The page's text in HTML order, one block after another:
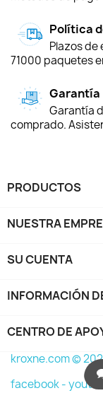
Política
Plazos
71000 paquetes
Garantía
Garantía
comprado.
PRODUCTOS
NUESTRA
SU CUENTA
INFORMACIÓN
CENTRO DE
kroxne.com ©
facebook -